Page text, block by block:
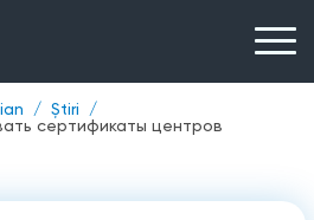
Știri
сертификаты центров